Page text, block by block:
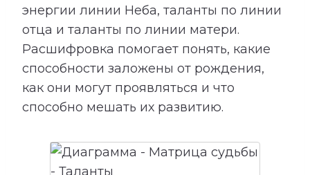
энергии линии Неба, таланты по линии
отца и таланты по линии матери.
Расшифровка помогает понять, какие
способности заложены от рождения,
как они могут проявляться и что
способно мешать их развитию.